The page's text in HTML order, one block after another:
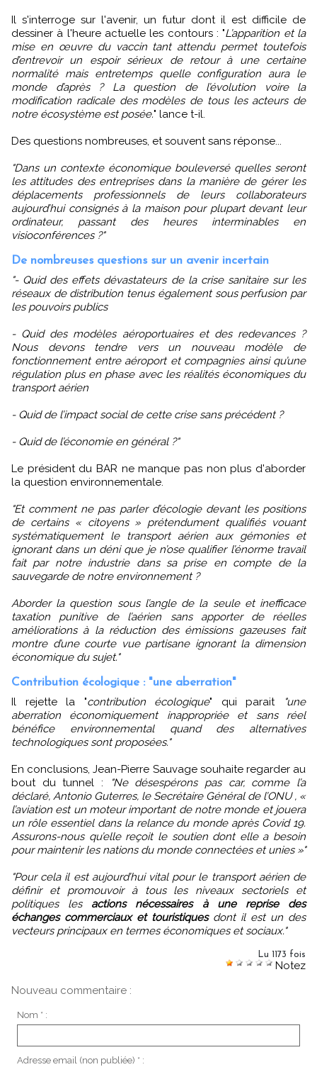
Il s'interroge sur l'avenir, un futur dont il est difficile de
dessiner à l'heure actuelle les contours : "L’apparition et la
mise en œuvre du vaccin tant attendu permet toutefois
d’entrevoir un espoir sérieux de retour à une certaine
normalité mais entretemps quelle configuration aura le
monde d’après ? La question de l’évolution voire la
modification radicale des modèles de tous les acteurs de
notre écosystème est posée." lance t-il.
Des questions nombreuses, et souvent sans réponse...
"Dans un contexte économique bouleversé quelles seront
les attitudes des entreprises dans la manière de gérer les
déplacements professionnels de leurs collaborateurs
aujourd’hui consignés à la maison pour plupart devant leur
ordinateur, passant des heures interminables en
visioconférences ?"
De nombreuses questions sur un avenir incertain
"- Quid des effets dévastateurs de la crise sanitaire sur les
réseaux de distribution tenus également sous perfusion par
les pouvoirs publics
- Quid des modèles aéroportuaires et des redevances ?
Nous devons tendre vers un nouveau modèle de
fonctionnement entre aéroport et compagnies ainsi qu’une
régulation plus en phase avec les réalités économiques du
transport aérien
- Quid de l’impact social de cette crise sans précédent ?
- Quid de l’économie en général ?"
Le président du BAR ne manque pas non plus d'aborder
la question environnementale.
"Et comment ne pas parler d’écologie devant les positions
de certains « citoyens » prétendument qualifiés vouant
systématiquement le transport aérien aux gémonies et
ignorant dans un déni que je n’ose qualifier l’énorme travail
fait par notre industrie dans sa prise en compte de la
sauvegarde de notre environnement ?
Aborder la question sous l’angle de la seule et inefficace
taxation punitive de l’aérien sans apporter de réelles
améliorations à la réduction des émissions gazeuses fait
montre d’une courte vue partisane ignorant la dimension
économique du sujet."
Contribution écologique : "une aberration"
Il rejette la "contribution écologique" qui parait "une
aberration économiquement inappropriée et sans réel
bénéfice environnemental quand des alternatives
technologiques sont proposées."
En conclusions, Jean-Pierre Sauvage souhaite regarder au
bout du tunnel :
"Ne désespérons pas car, comme l’a
déclaré, Antonio Guterres, le Secrétaire Général de l’ONU , «
l’aviation est un moteur important de notre monde et jouera
un rôle essentiel dans la relance du monde après Covid 19.
Assurons-nous qu’elle reçoit le soutien dont elle a besoin
pour maintenir les nations du monde connectées et unies »"
"Pour cela il est aujourd’hui vital pour le transport aérien de
définir et promouvoir à tous les niveaux sectoriels et
politiques les actions nécessaires à une reprise des
échanges commerciaux et touristiquesdont il est un des
vecteurs principaux en termes économiques et sociaux."
Lu 1173 fois
Notez
Nouveau commentaire :
Nom * :
Adresse email (non publiée) * :